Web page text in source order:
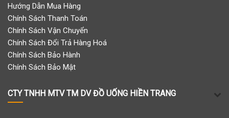
Hướng Dẫn Mua Hàng
Chính Sách Thanh Toán
Chính Sách Vận Chuyển
Chính Sách Đổi Trả Hàng Hoá
Chính Sách Bảo Hành
Chính Sách Bảo Mật
CTY TNHH MTV TM DV ĐỒ UỐNG HIỀN TRANG